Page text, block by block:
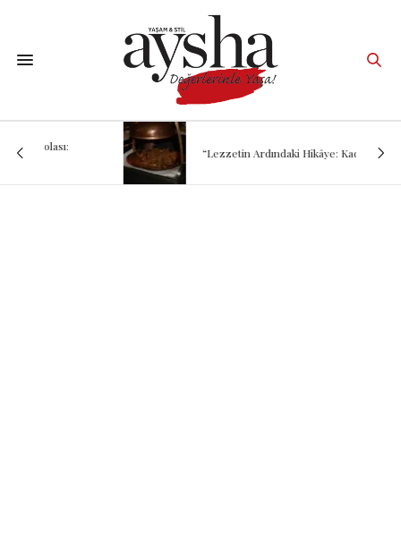
“Lezzetin Ardındaki Hikâye: Kadırgalı”